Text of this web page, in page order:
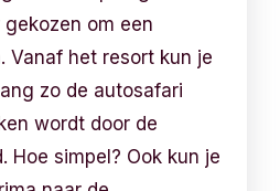
om een
Vanaf het resort kun je
zo de autosafari
wordt door de
Hoe simpel? Ook kun je